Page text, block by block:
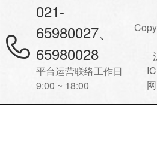
021-
65980027、
65980028
平台运营联络工作日
9:00 ~ 18:00